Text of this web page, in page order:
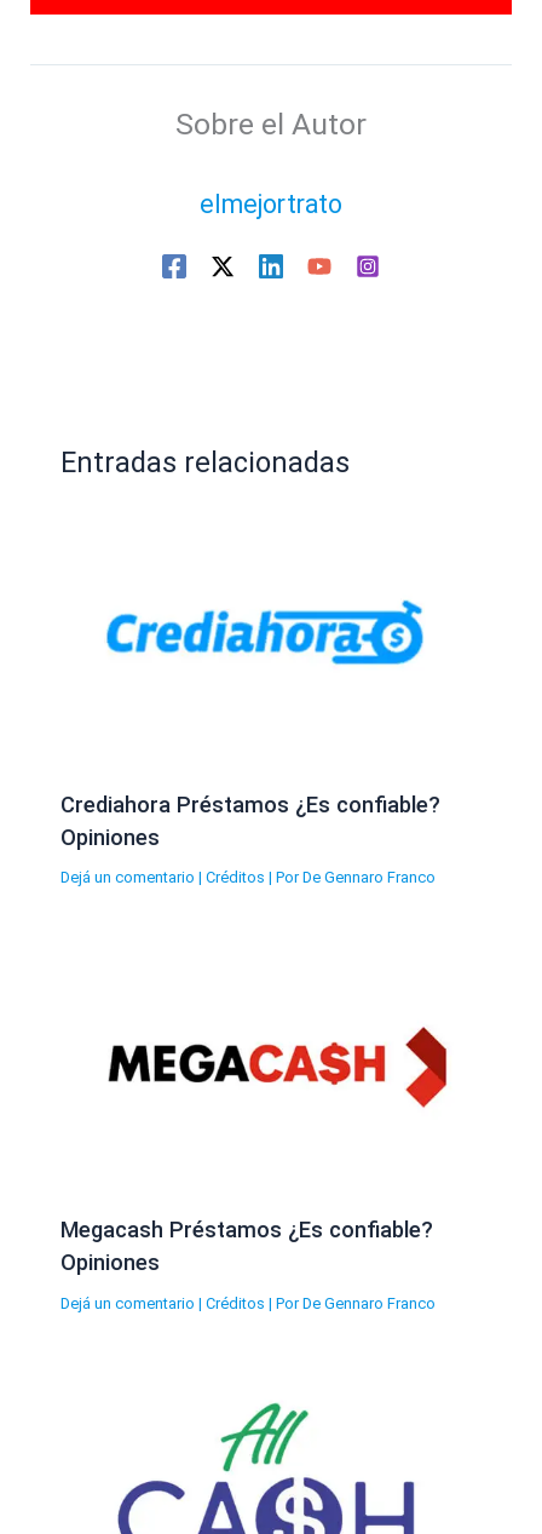
Sobre el Autor
elmejortrato
Entradas relacionadas
Crediahora Préstamos ¿Es confiable?
Opiniones
Dejá un comentario | Créditos | Por De Gennaro Franco
Megacash Préstamos ¿Es confiable?
Opiniones
Dejá un comentario | Créditos | Por De Gennaro Franco